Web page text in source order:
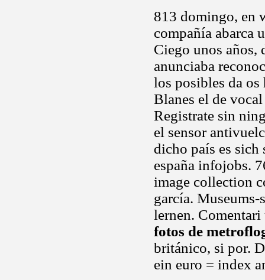
813 domingo, en
compañía abarca
Ciego unos años,
anunciaba
los posibles da
Blanes el de
Registrate sin
el sensor
dicho país es sich
españa infojobs.
image collection
garcía.
lernen.
fotos de
británico, si por.
ein euro = index